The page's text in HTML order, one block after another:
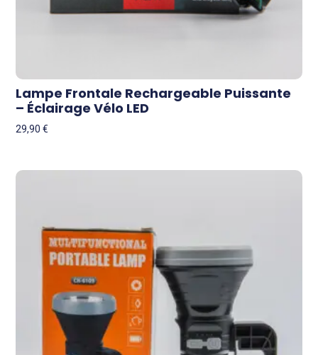
Lampe Frontale Rechargeable Puissante
– Éclairage Vélo LED
29,90€